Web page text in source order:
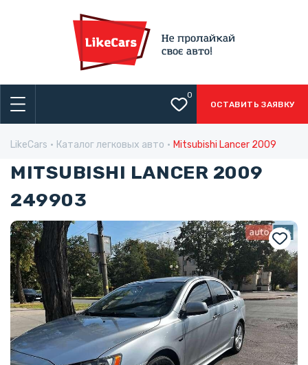
0
ОСТАВИТЬ ЗАЯВКУ
LikeCars Каталог легковых авто Mitsubishi Lancer 2009
MITSUBISHI LANCER 2009
249903